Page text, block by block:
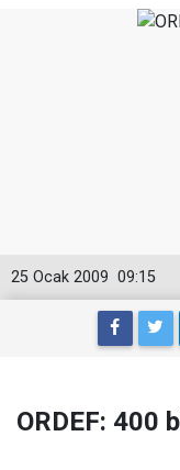
09:15
25 Ocak 2009
ORDEF: 400